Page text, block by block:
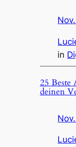
in
25 Beste
deinen